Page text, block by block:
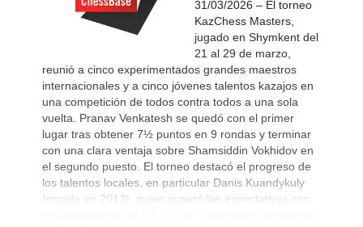
31/03/2026 – El torneo
KazChess Masters,
jugado en Shymkent del
21 al 29 de marzo,
reunió a cinco experimentados grandes maestros
internacionales y a cinco jóvenes talentos kazajos en
una competición de todos contra todos a una sola
vuelta. Pranav Venkatesh se quedó con el primer
lugar tras obtener 7½ puntos en 9 rondas y terminar
con una clara ventaja sobre Shamsiddin Vokhidov en
el segundo puesto. El torneo destacó el progreso de
los talentos locales, en particular Danis Kuandykuly
(nacido en 2013), quien superó las expectativas con